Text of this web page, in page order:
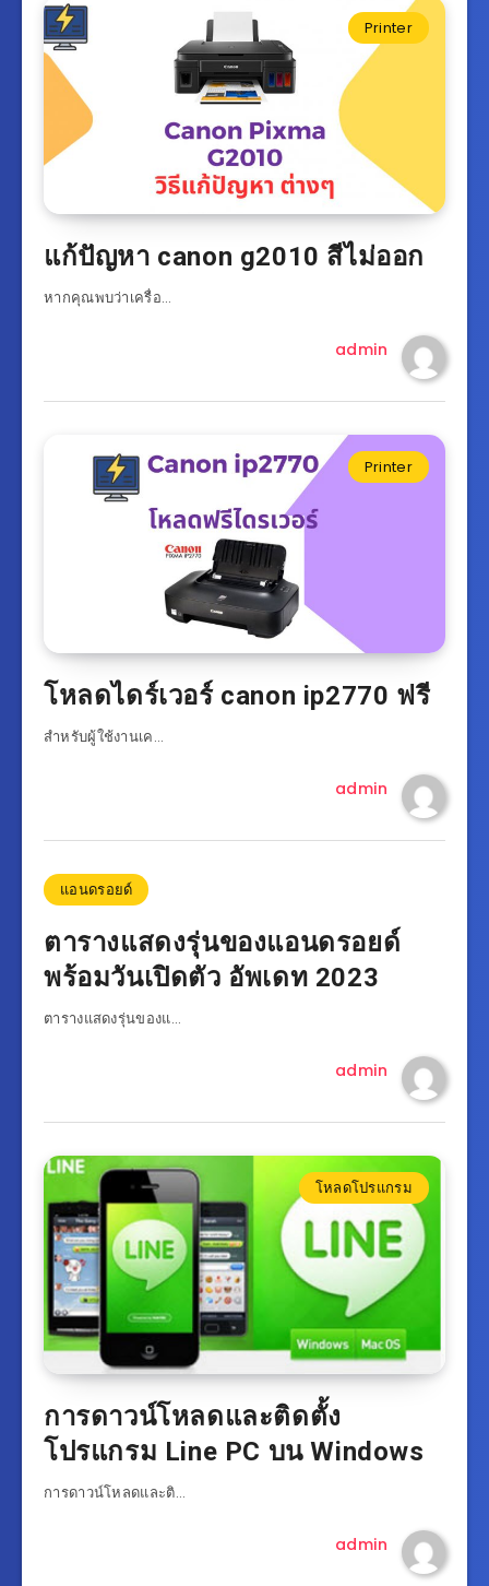
Printer
แก้ปัญหา canon g2010 สีไม่ออก
หากคุณพบว่าเครื่อ…
admin
Printer
โหลดไดร์เวอร์ canon ip2770 ฟรี
สำหรับผู้ใช้งานเค…
admin
แอนดรอยด์
ตารางแสดงรุ่นของแอนดรอยด์
พร้อมวันเปิดตัว อัพเดท 2023
ตารางแสดงรุ่นของแ…
admin
โหลดโปรแกรม
การดาวน์โหลดและติดตั้ง
โปรแกรม Line PC บน Windows
การดาวน์โหลดและติ…
admin